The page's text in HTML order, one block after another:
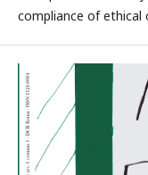
compliance of ethical